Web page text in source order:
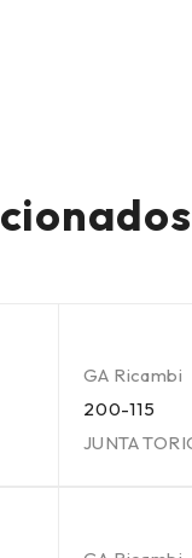
GA Ricambi
200-115
JUNTA